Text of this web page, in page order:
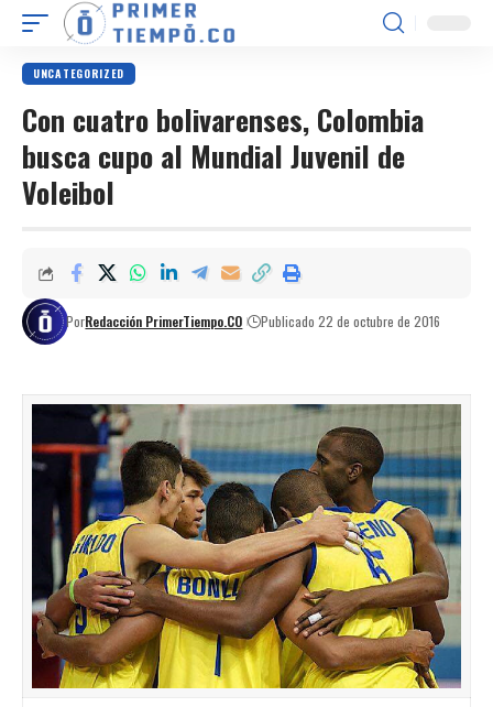
UNCATEGORIZED
Con cuatro bolivarenses, Colombia
busca cupo al Mundial Juvenil de
Voleibol
PorRedacción PrimerTiempo.CO Publicado 22 de octubre de 2016